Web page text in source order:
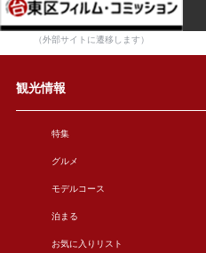
（外部サイトに遷移します）
観光情報
特集
グルメ
モデルコース
泊まる
お気に入りリスト